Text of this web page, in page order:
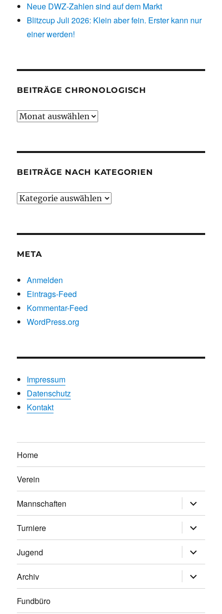
Neue DWZ-Zahlen sind auf dem Markt
Blitzcup Juli 2026: Klein aber fein. Erster kann nur
einer werden!
BEITRÄGE CHRONOLOGISCH
Beiträge
BEITRÄGE NACH KATEGORIEN
Beiträge
META
Anmelden
Eintrags-Feed
Kommentar-Feed
WordPress.org
Impressum
Datenschutz
Kontakt
Home
Verein
Mannschaften
anzeigen
Turniere
anzeigen
Jugend
anzeigen
Archiv
anzeigen
Fundbüro